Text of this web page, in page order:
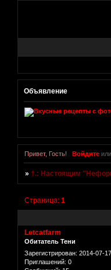
Объявление
Привет, Гость! Войдитеили
»†.: Настоящим
Страница:1
Letcatfarm
Обитатель Тени
Зарегистрирован: 2014-07-17
Приглашений: 0